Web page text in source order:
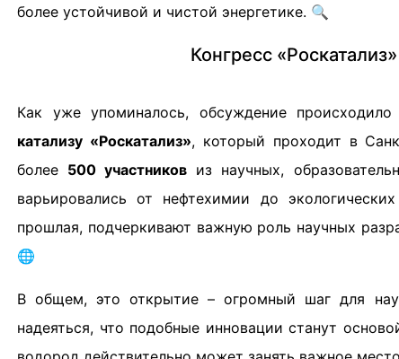
более устойчивой и чистой энергетике. 🔍
Конгресс
Как уже упоминалось, обсуждение
катализу «Роскатализ», который проходит в
более 500 участников из научных,
варьировались от нефтехимии до
прошлая, подчеркивают важную роль научных
🌐
В общем, это открытие – огромный шаг для
надеяться, что подобные инновации станут